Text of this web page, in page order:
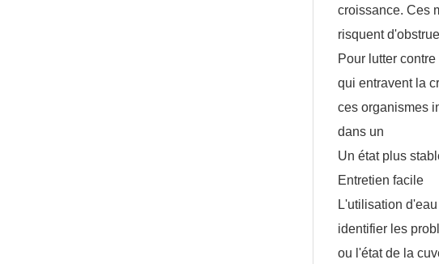
croissance. Ces
risquent
Pour lutter
qui entravent la
ces organismes
dans un
Un état plus
Entretien facile
L'utilisation
identifier les
ou l'état de la